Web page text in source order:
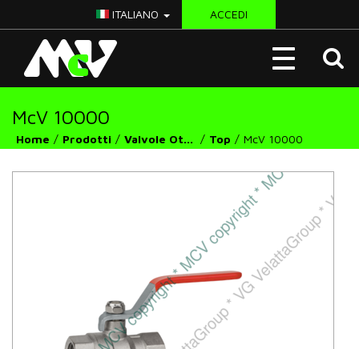
ITALIANO ACCEDI
Toggle
navigation
McV 10000
Home Prodotti Valvole Ottone Top McV 10000